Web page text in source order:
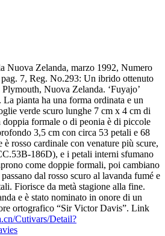
Nuova Zelanda, marzo 1992, Numero
7, Reg. No.293: Un ibrido ottenuto
Nuova Zelanda. ‘Fuyajo’
pianta ha una forma ordinata e un
verde scuro lunghe 7 cm x 4 cm di
formale o di peonia è di piccole
3,5 cm con circa 53 petali e 68
rosso cardinale con venature più scure,
186D), e i petali interni sfumano
come doppie formali, poi cambiano
dal rosso scuro al lavanda fumé e
Fiorisce da metà stagione alla fine.
e è stato nominato in onore di un
ortografico “Sir Victor Davis”. Link
Cutivars/Detail?